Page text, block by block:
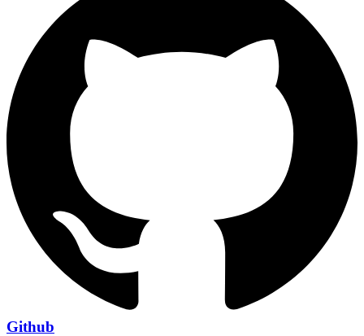
Github